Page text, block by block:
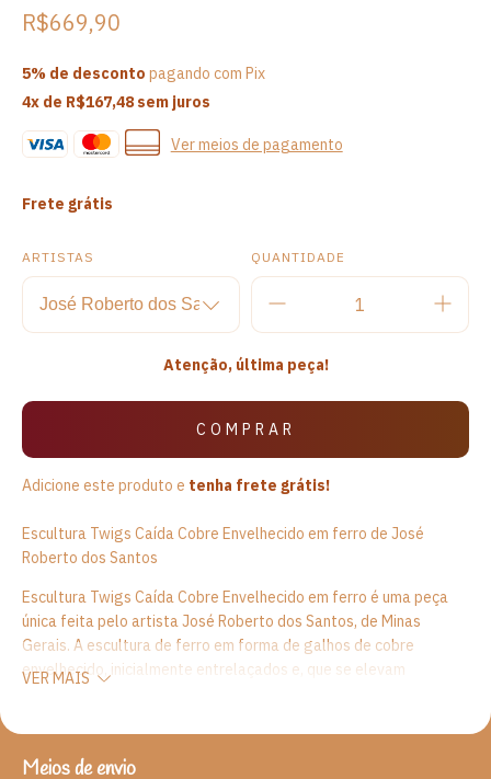
R$669,90
5% de desconto pagando com Pix
4x de R$167,48sem juros
Ver meios de pagamento
Frete grátis
ARTISTAS QUANTIDADE
Atenção, última peça!
Adicione este produto e tenha frete grátis!
Escultura Twigs Caída Cobre Envelhecido em ferro de José
Roberto dos Santos
Escultura Twigs Caída Cobre Envelhecido em ferro é uma peça
única feita pelo artista José Roberto dos Santos, de Minas
Gerais. A escultura de ferro em forma de galhos de cobre
envelhecido, inicialmente entrelaçados e, que se elevam
movimento para os ambientes, além de garantir um toque
VER MAIS
ENTREGAS PARA O CEP:
Meios de envio